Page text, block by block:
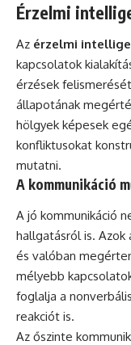
Érzelmi
Az érzelmi
kapcsolatok
érzések
állapotának
hölgyek képesek
konfliktusokat
mutatni.
A kommunikáció
A jó kommunikáció
hallgatásról is. Azok
és valóban
mélyebb
foglalja a
reakciót is.
Az őszinte